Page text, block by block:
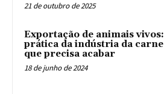
21 de outubro de 2025
Exportação de animais vivos:
prática da indústria da carne
que precisa acabar
18 de junho de 2024